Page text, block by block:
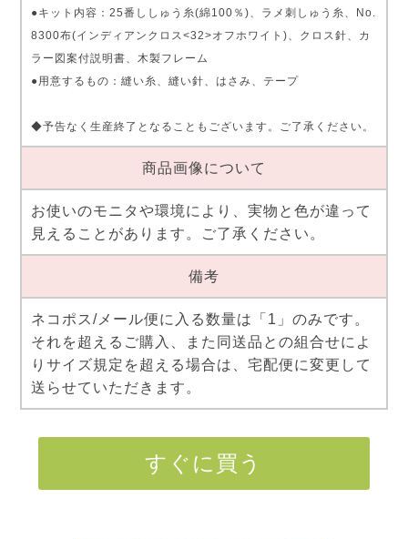
●キット内容：25番ししゅう糸(綿100％)、ラメ刺しゅう糸、No.
8300布(インディアンクロス<32>オフホワイト)、クロス針、カ
ラー図案付説明書、木製フレーム
●用意するもの：縫い糸、縫い針、はさみ、テープ
◆予告なく生産終了となることもございます。ご了承ください。
商品画像について
お使いのモニタや環境により、実物と色が違って
見えることがあります。ご了承ください。
備考
ネコポス/メール便に入る数量は「1」のみです。
それを超えるご購入、また同送品との組合せによ
りサイズ規定を超える場合は、宅配便に変更して
送らせていただきます。
すぐに買う